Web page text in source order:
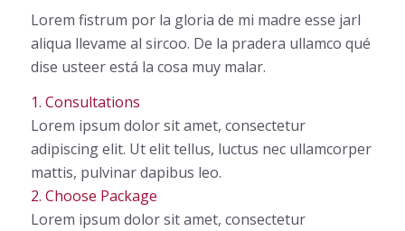
Lorem fistrum por la gloria de mi madre esse jarl
aliqua llevame al sircoo. De la pradera ullamco qué
dise usteer está la cosa muy malar.
1. Consultations
Lorem ipsum dolor sit amet, consectetur
adipiscing elit. Ut elit tellus, luctus nec ullamcorper
mattis, pulvinar dapibus leo.
2. Choose Package
Lorem ipsum dolor sit amet, consectetur